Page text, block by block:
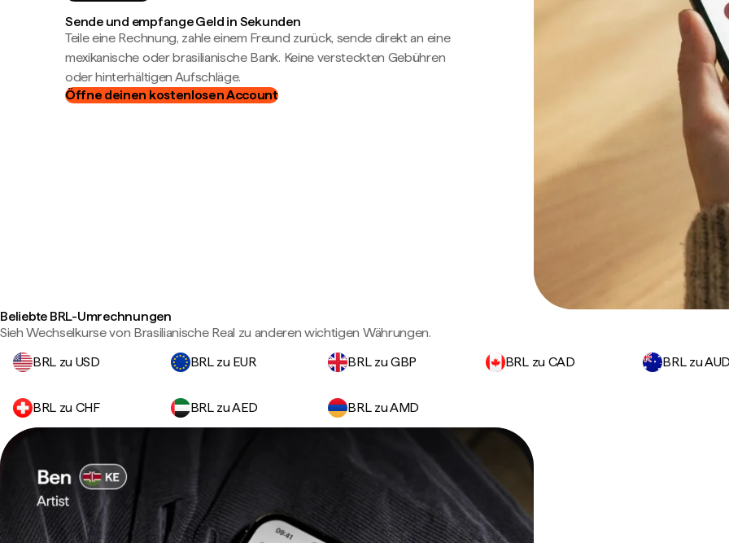
Sende und empfange Geld in Sekunden
Teile eine Rechnung, zahle einem Freund zurück, sende direkt an eine
mexikanische oder brasilianische Bank. Keine versteckten Gebühren
oder hinterhältigen Aufschläge.
Öffne deinen kostenlosen Account
Beliebte BRL-Umrechnungen
Sieh Wechselkurse von Brasilianische Real zu anderen wichtigen Währungen.
BRL zu USD
BRL zu EUR BRL zu GBP BRL zu CAD BRL zu AUD
BRL zu CHF BRL zu AED BRL zu AMD